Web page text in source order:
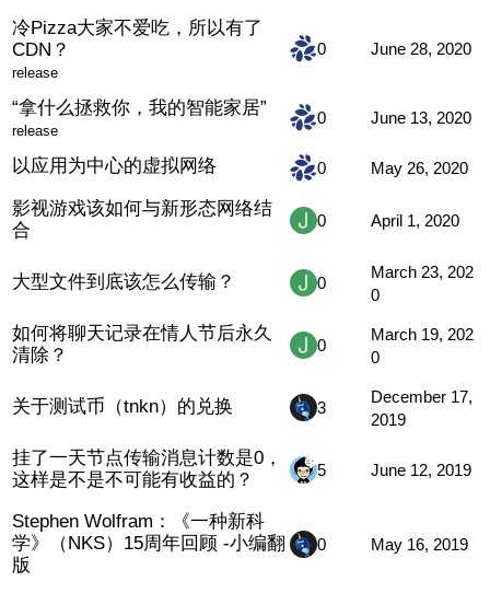
冷Pizza大家不爱吃，所以有了
CDN？
release
0 June 28, 2020
“拿什么拯救你，我的智能家居”
release
0 June 13, 2020
以应用为中心的虚拟网络 0 May 26, 2020
影视游戏该如何与新形态网络结
合
0 April 1, 2020
大型文件到底该怎么传输？ 0
March 23, 202
0
如何将聊天记录在情人节后永久
清除？
0
March 19, 202
0
关于测试币（tnkn）的兑换 3
December 17,
2019
挂了一天节点传输消息计数是0，
这样是不是不可能有收益的？
5 June 12, 2019
Stephen Wolfram：《一种新科
学》（NKS）15周年回顾 -小编翻
版
0 May 16, 2019